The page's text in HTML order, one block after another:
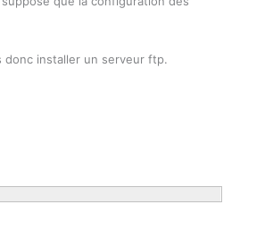
installer un serveur ftp.